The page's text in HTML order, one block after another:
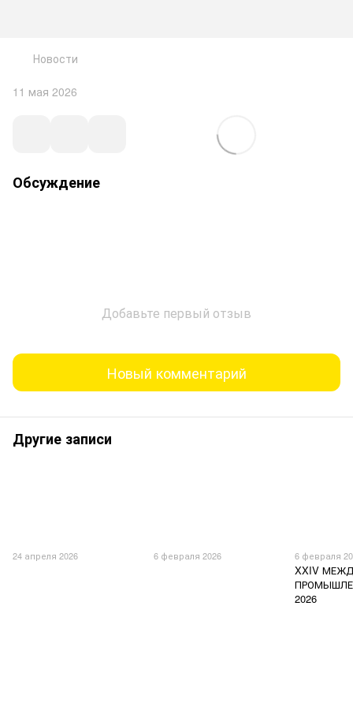
Новости
11 мая 2026
Обсуждение
Добавьте первый отзыв
Новый комментарий
Другие записи
24 апреля 2026 6 февраля 2026 6 февраля
XXIV
2026